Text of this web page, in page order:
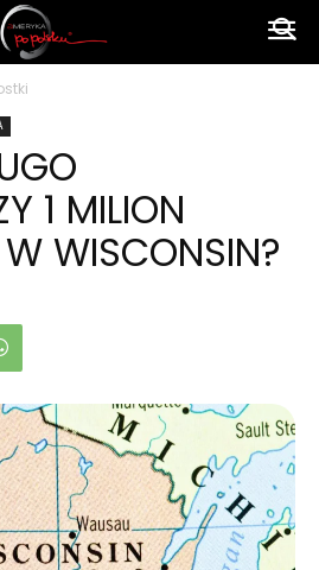
1 MILION
WISCONSIN?